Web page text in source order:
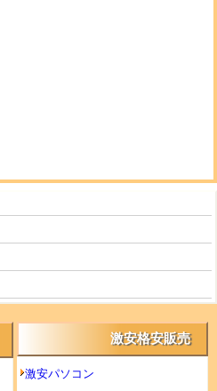
激安格安販売
激安パソコン